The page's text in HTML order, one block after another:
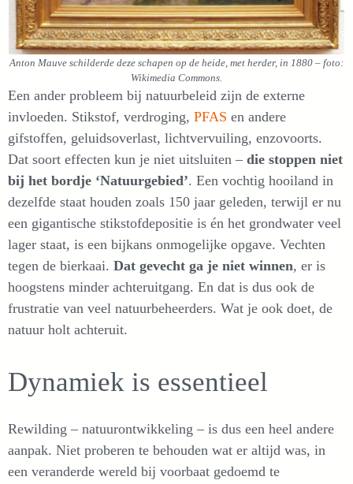
Anton Mauve schilderde deze schapen op de heide, met herder, in 1880 – foto:
Wikimedia Commons.
Een ander probleem bij natuurbeleid zijn de externe
invloeden. Stikstof, verdroging, PFAS en andere
gifstoffen, geluidsoverlast, lichtvervuiling, enzovoorts.
Dat soort effecten kun je niet uitsluiten – die stoppen niet
bij het bordje ‘Natuurgebied’. Een vochtig hooiland in
dezelfde staat houden zoals 150 jaar geleden, terwijl er nu
een gigantische stikstofdepositie is én het grondwater veel
lager staat, is een bijkans onmogelijke opgave. Vechten
tegen de bierkaai. Dat gevecht ga je niet winnen, er is
hoogstens minder achteruitgang. En dat is dus ook de
frustratie van veel natuurbeheerders. Wat je ook doet, de
natuur holt achteruit.
Dynamiek is essentieel
Rewilding – natuurontwikkeling – is dus een heel andere
aanpak. Niet proberen te behouden wat er altijd was, in
een veranderde wereld bij voorbaat gedoemd te